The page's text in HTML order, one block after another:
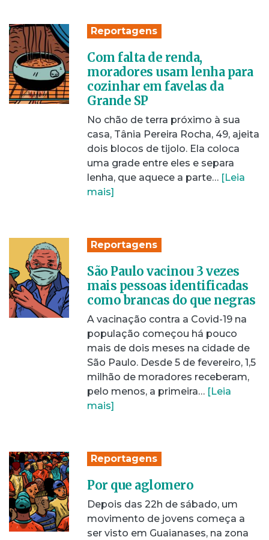
Reportagens
Com falta de renda,
moradores usam lenha para
cozinhar em favelas da
Grande SP
No chão de terra próximo à sua
casa, Tânia Pereira Rocha, 49, ajeita
dois blocos de tijolo. Ela coloca
uma grade entre eles e separa
lenha, que aquece a parte… [Leia
mais]
Reportagens
São Paulo vacinou 3 vezes
mais pessoas identificadas
como brancas do que negras
A vacinação contra a Covid-19 na
população começou há pouco
mais de dois meses na cidade de
São Paulo. Desde 5 de fevereiro, 1,5
milhão de moradores receberam,
pelo menos, a primeira… [Leia
mais]
Reportagens
Por que aglomero
Depois das 22h de sábado, um
movimento de jovens começa a
ser visto em Guaianases, na zona